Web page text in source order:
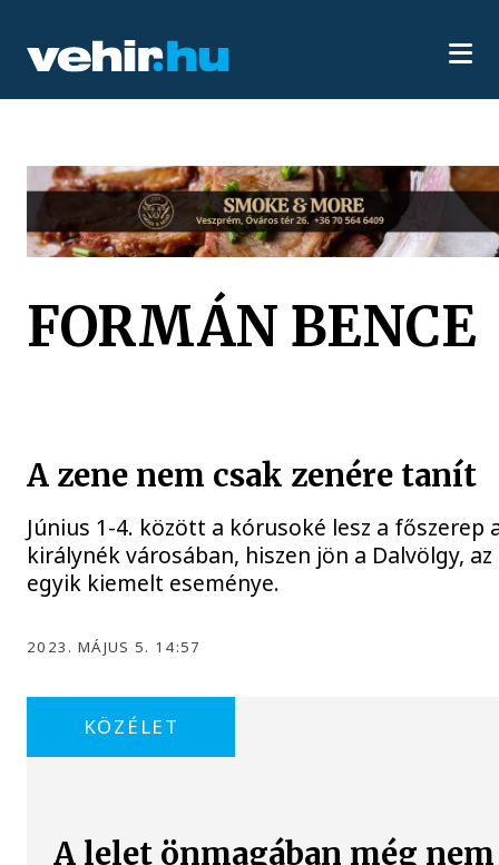
FORMÁN BENCE
A zene nem csak zenére tanít
Június 1-4. között a kórusoké lesz a főszerep
királynék városában, hiszen jön a Dalvölgy, az
egyik kiemelt eseménye.
2023. MÁJUS 5. 14:57
KÖZÉLET
A lelet önmagában még nem